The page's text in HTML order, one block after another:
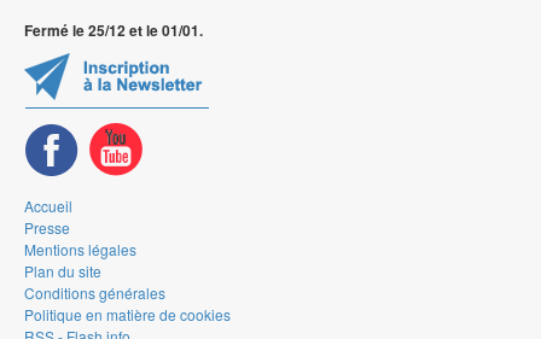
Fermé le 25/12 et le 01/01.
Accueil
Presse
Mentions légales
Plan du site
Conditions générales
Politique en matière de cookies